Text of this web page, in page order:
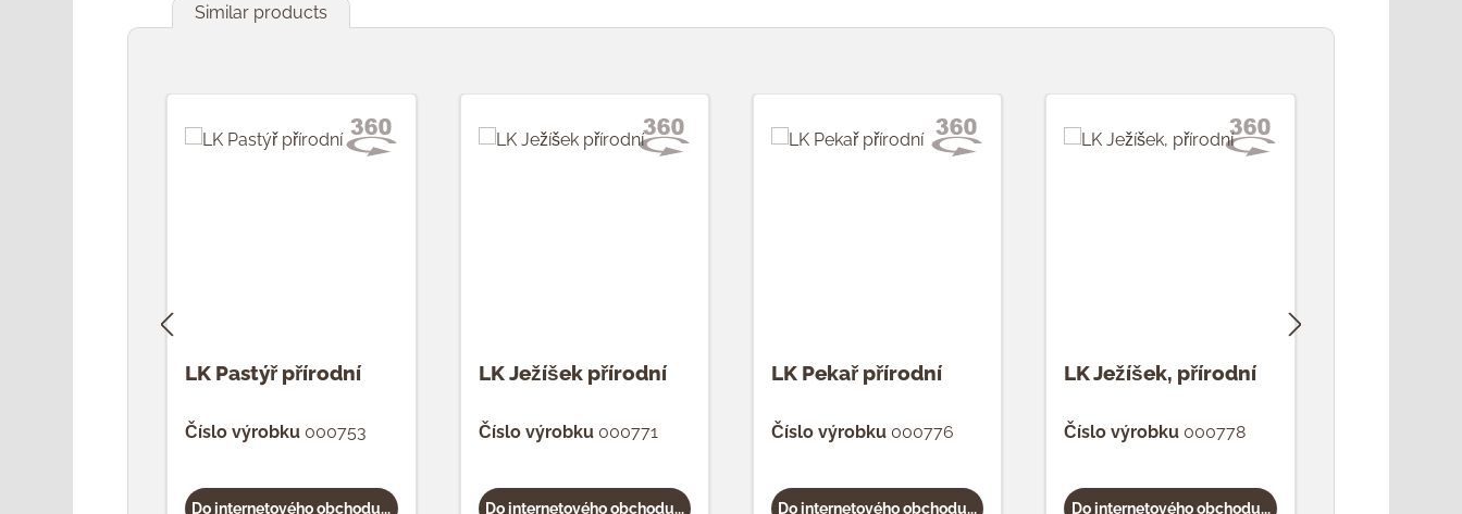
Similar products
LK Pastýř přírodní
Číslo výrobku 000753
Do internetového obchodu...
LK Ježíšek přírodní
Číslo výrobku000771
Do internetového obchodu...
LK Pekař přírodní
Číslo výrobku000776
Do internetového obchodu...
LK Ježíšek, přírodní
Číslo výrobku 000778
Do internetového obchodu...